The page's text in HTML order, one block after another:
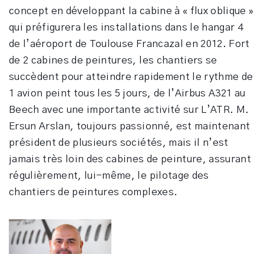
concept en développant la cabine à « flux oblique »
qui préfigurera les installations dans le hangar 4
de l’aéroport de Toulouse Francazal en 2012. Fort
de 2 cabines de peintures, les chantiers se
succèdent pour atteindre rapidement le rythme de
1 avion peint tous les 5 jours, de l’Airbus A321 au
Beech avec une importante activité sur L’ATR. M.
Ersun Arslan, toujours passionné, est maintenant
président de plusieurs sociétés, mais il n’est
jamais très loin des cabines de peinture, assurant
régulièrement, lui-même, le pilotage des
chantiers de peintures complexes.